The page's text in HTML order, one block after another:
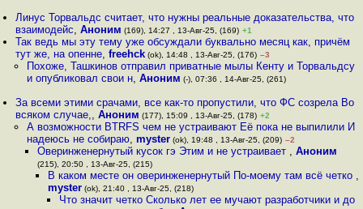
Линус Торвальдс считает, что нужны реальные доказательства, что
взаимодейс,Аноним (169), 14:27 , 13-Авг-25, (169) +1
Так ведь мы эту тему уже обсуждали буквально месяц как, причём
тут же, на опенне,freehck (ok), 14:48 , 13-Авг-25, (176) –3
Похоже, Ташкинов отправил приватные мылы Кенту и Торвальдсу
и опубликовал свои н, Аноним (-), 07:36 , 14-Авг-25, (261)
За всеми этими срачами, все как-то пропустили, что ФС созрела Во
всяком случае,,Аноним (177), 15:09 , 13-Авг-25, (178) +2
А возможности BTRFS чем не устраивают Её пока не выпилили И
надеюсь не собираю, myster(ok), 19:48 , 13-Авг-25, (209) –2
Оверинженернутый кусок гэ Этим и не устраивает , Аноним
(215), 20:50 , 13-Авг-25, (215)
В каком месте он оверинженернутый По-моему там всё четко ,
myster (ok), 21:40 , 13-Авг-25, (218)
Что значит четко Сколько лет ее мучают разработчики и до